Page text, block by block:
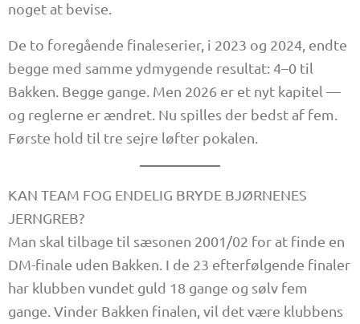
noget at bevise.
De to foregående finaleserier, i 2023 og 2024, endte
begge med samme ydmygende resultat: 4–0 til
Bakken. Begge gange. Men 2026 er et nyt kapitel —
og reglerne er ændret. Nu spilles der bedst af fem.
Første hold til tre sejre løfter pokalen.
KAN TEAM FOG ENDELIG BRYDE BJØRNENES
JERNGREB?
Man skal tilbage til sæsonen 2001/02 for at finde en
DM-finale uden Bakken. I de 23 efterfølgende finaler
har klubben vundet guld 18 gange og sølv fem
gange. Vinder Bakken finalen, vil det være klubbens